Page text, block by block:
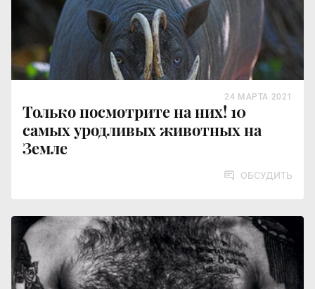
Только посмотрите на них! 10
самых уродливых животных на
Земле
24 МАРТА 2021
ОБСУДИТЬ